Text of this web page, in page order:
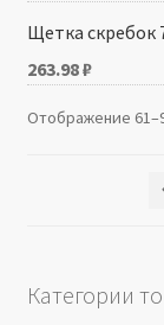
Щетка скребок
263.98₽
Отображение
Категории